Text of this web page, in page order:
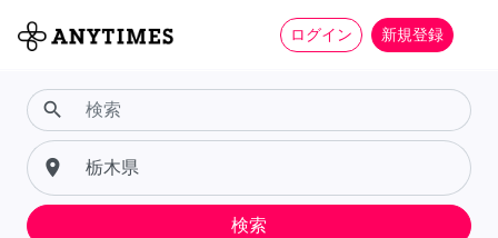
ログイン 新規登録
search
place
検索